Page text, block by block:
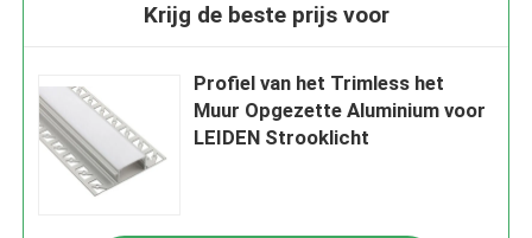
Krijg de beste prijs voor
Profiel van het Trimless het
Muur Opgezette Aluminium voor
LEIDEN Strooklicht